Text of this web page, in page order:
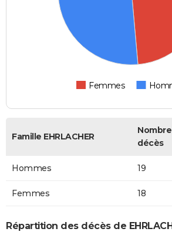
Femmes
Famille EHRLACHER
décès
Hommes 19
Femmes 18
Répartition des décès de